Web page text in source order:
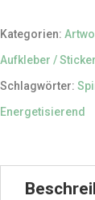
3cm
|
Menge
Kategorien:
Aufkleber / Sticker
Schlagwörter:
Energetisierend